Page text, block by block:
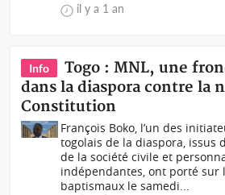
il y a 1 an
Info
Togo : MNL, une
dans la diaspora contre la
Constitution
François Boko, l’un des
togolais de la diaspora, issus
de la société civile et
indépendantes, ont porté sur
baptismaux le samedi...